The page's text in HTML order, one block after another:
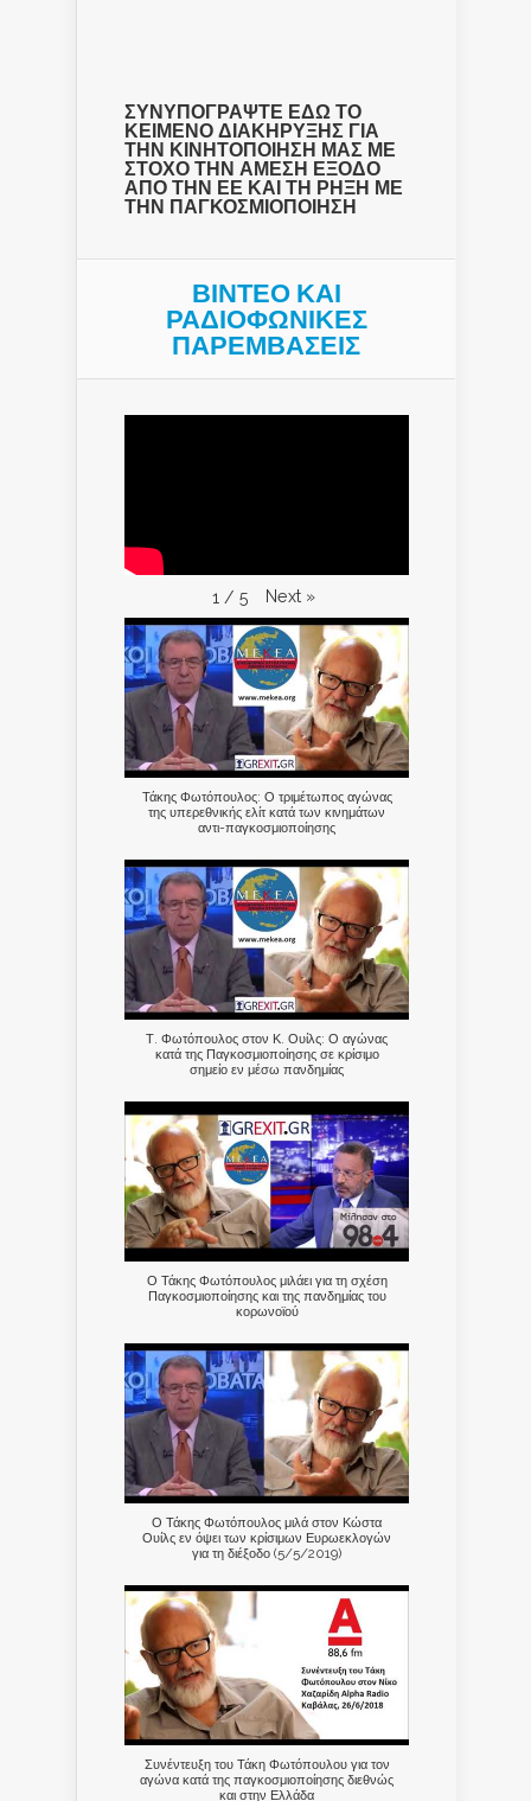
ΣΥΝΥΠΟΓΡΑΨΤΕ ΕΔΩ ΤΟ
ΚΕΙΜΕΝΟ ΔΙΑΚΗΡΥΞΗΣ ΓΙΑ
ΤΗΝ ΚΙΝΗΤΟΠΟΙΗΣΗ ΜΑΣ ΜΕ
ΣΤΟΧΟ ΤΗΝ ΑΜΕΣΗ ΕΞΟΔΟ
ΑΠΟ ΤΗΝ ΕΕ ΚΑΙ ΤΗ ΡΗΞΗ ΜΕ
ΤΗΝ ΠΑΓΚΟΣΜΙΟΠΟΙΗΣΗ
ΒΙΝΤΕΟ ΚΑΙ
ΡΑΔΙΟΦΩΝΙΚΕΣ
ΠΑΡΕΜΒΑΣΕΙΣ
1 / 5 Next »
Τάκης Φωτόπουλος: Ο τριμέτωπος αγώνας
της υπερεθνικής ελίτ κατά των κινημάτων
αντι-παγκοσμιοποίησης
Τ. Φωτόπουλος στον Κ. Ουίλς: Ο αγώνας
κατά της Παγκοσμιοποίησης σε κρίσιμο
σημείο εν μέσω πανδημίας
Ο Τάκης Φωτόπουλος μιλάει για τη σχέση
Παγκοσμιοποίησης και της πανδημίας του
κορωνοϊού
Ο Τάκης Φωτόπουλος μιλά στον Κώστα
Ουίλς εν όψει των κρίσιμων Ευρωεκλογών
για τη διέξοδο (5/5/2019)
Συνέντευξη του Τάκη Φωτόπουλου για τον
αγώνα κατά της παγκοσμιοποίησης διεθνώς
και στην Ελλάδα